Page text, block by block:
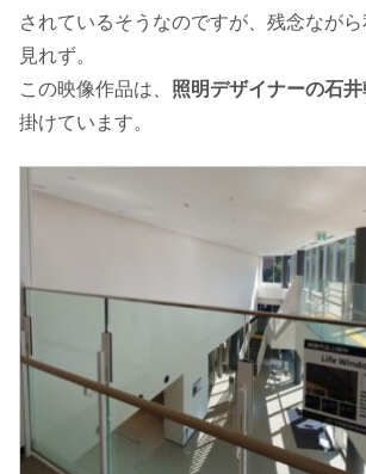
されているそうなのですが、残念なが
見れず。
この映像作品は、 照明デザイナーの石
掛けています。